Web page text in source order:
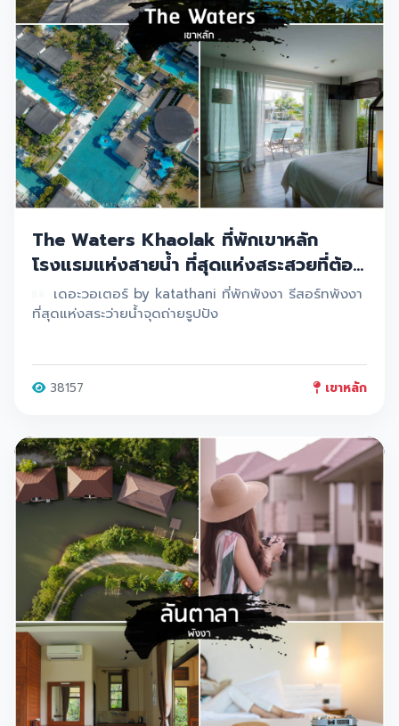
The Waters Khaolak ที่พักเขาหลัก
โรงแรมแห่งสายน้ำ ที่สุดแห่งสระสวยที่ต้อง
ห้ามพลาด พังงา
เดอะวอเตอร์ by katathani ที่พักพังงา รีสอร์ทพังงา
ที่สุดแห่งสระว่ายน้ำจุดถ่ายรูปปัง
38157 เขาหลัก